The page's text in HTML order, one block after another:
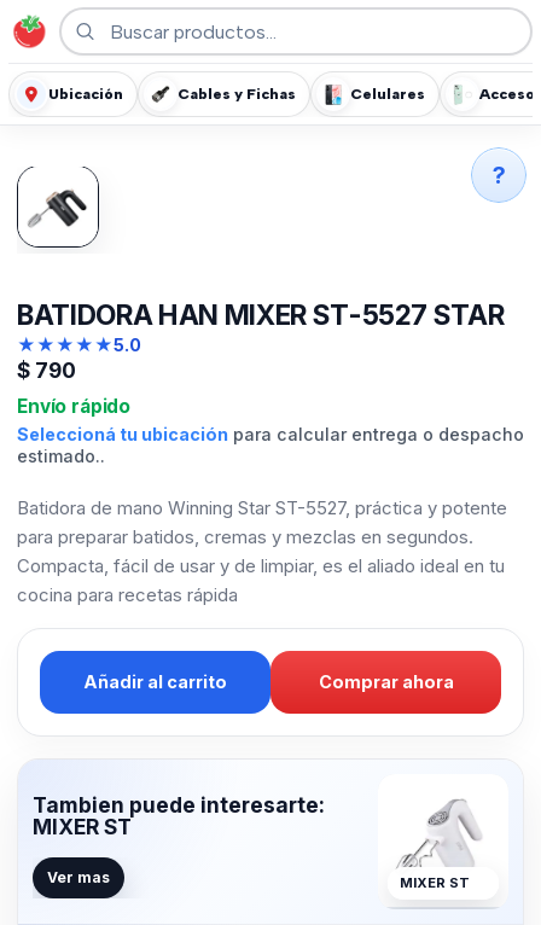
Ubicación Cables y Fichas Celulares
BATIDORA HAN MIXER ST-5527 STAR
★★★★★5.0
$ 790
Envío rápido
Seleccioná tu ubicación para calcular entrega o despacho
estimado..
Batidora de mano Winning Star ST-5527, práctica y potente
para preparar batidos, cremas y mezclas en segundos.
Compacta, fácil de usar y de limpiar, es el aliado ideal en tu
cocina para recetas rápida
Añadir al carrito Comprar ahora
Tambien puede interesarte:
MIXER ST
Ver mas MIXER ST
?